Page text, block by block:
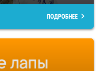
ПОДРОБНЕЕ